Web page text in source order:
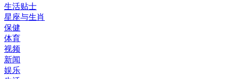
生活贴士
星座与生肖
保健
体育
视频
新闻
娱乐